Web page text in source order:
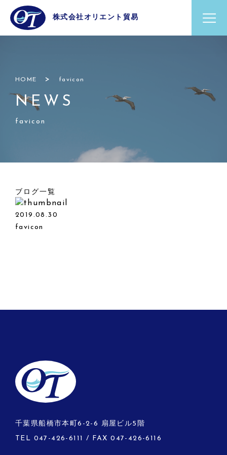
株式会社オリエント貿易
HOME > favicon
NEWS
favicon
ブログ一覧
2019.08.30
favicon
千葉県船橋市本町6-2-6 扇屋ビル5階
TEL 047-426-6111 / FAX 047-426-6116